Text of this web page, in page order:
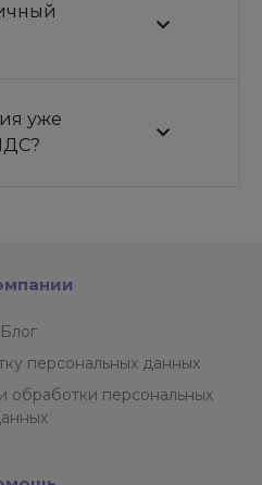
уже
Блог
персональных данных
обработки персональных